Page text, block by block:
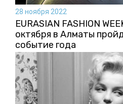
28 ноября 2022
EURASIAN FASHION
октября в Алматы
событие года